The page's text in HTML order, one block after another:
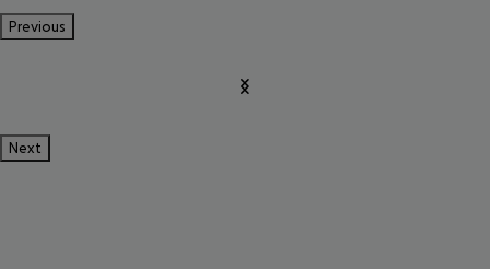
Previous
Next